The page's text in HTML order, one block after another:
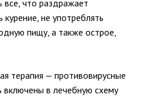
что раздражает
не употреблять
пищу, а также острое,
терапия — противовирусные
в лечебную схему